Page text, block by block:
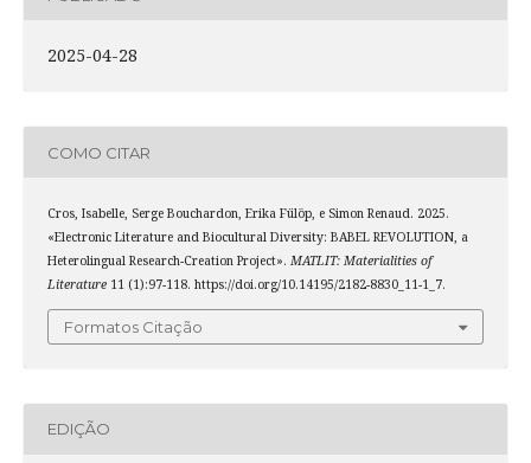
2025-04-28
COMO CITAR
Cros, Isabelle, Serge Bouchardon, Erika Fülöp, e Simon Renaud. 2025.
«Electronic Literature and Biocultural Diversity: BABEL REVOLUTION, a
Heterolingual Research-Creation Project». MATLIT: Materialities of
Literature11 (1):97-118. https://doi.org/10.14195/2182-8830_11-1_7.
Formatos Citação
EDIÇÃO